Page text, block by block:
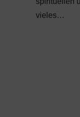
vieles…